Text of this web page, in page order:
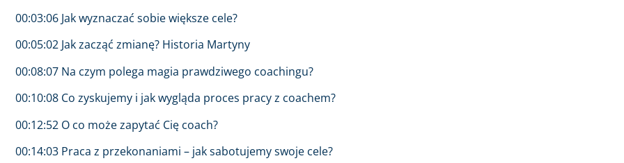
00:03:06 Jak wyznaczać sobie większe cele?
00:05:02 Jak zacząć zmianę? Historia Martyny
00:08:07 Na czym polega magia prawdziwego coachingu?
00:10:08 Co zyskujemy i jak wygląda proces pracy z coachem?
00:12:52 O co może zapytać Cię coach?
00:14:03 Praca z przekonaniami – jak sabotujemy swoje cele?